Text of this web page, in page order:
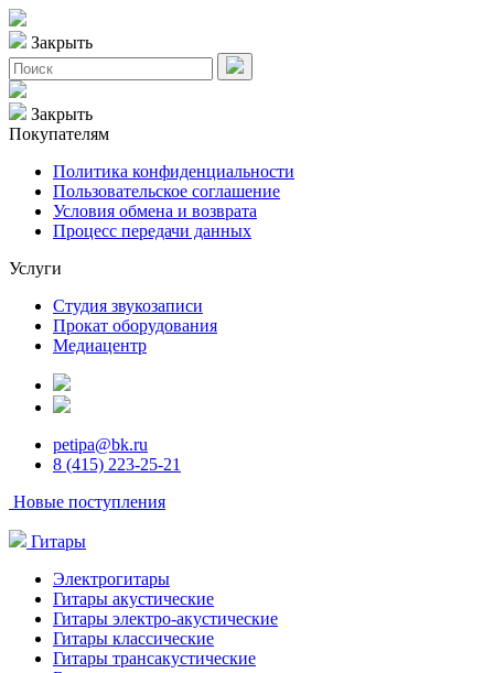
Закрыть
Закрыть
Покупателям
Политика конфиденциальности
Пользовательское соглашение
Условия обмена и возврата
Процесс передачи данных
Услуги
Студия звукозаписи
Прокат оборудования
Медиацентр
petipa@bk.ru
8 (415) 223-25-21
Новые поступления
Гитары
Электрогитары
Гитары акустические
Гитары электро-акустические
Гитары классические
Гитары трансакустические